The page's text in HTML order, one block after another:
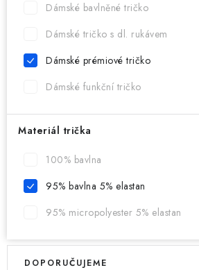
OKAMŽITĚ K ODBĚRU
MÁM SRDCE POMÁHÁM
VÁNOCE
Obchodní podmínky
Dámské bavlněné tričko
Dámské tričko s dl. rukávem
Dámské prémiové tričko
Dámské funkční tričko
Materiál trička
100% bavlna
95% bavlna 5% elastan
95% micropolyester 5% elastan
V
Ř
DOPORUČUJEME